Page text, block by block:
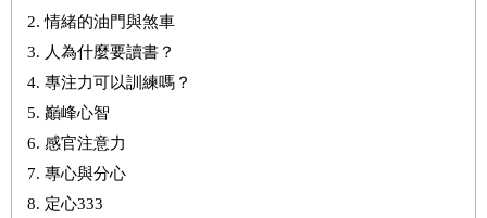
2. 情緒的油門與煞車
3. 人為什麼要讀書？
4. 專注力可以訓練嗎？
5. 巓峰心智
6. 感官注意力
7. 專心與分心
8. 定心333